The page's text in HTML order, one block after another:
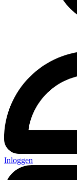
Inloggen